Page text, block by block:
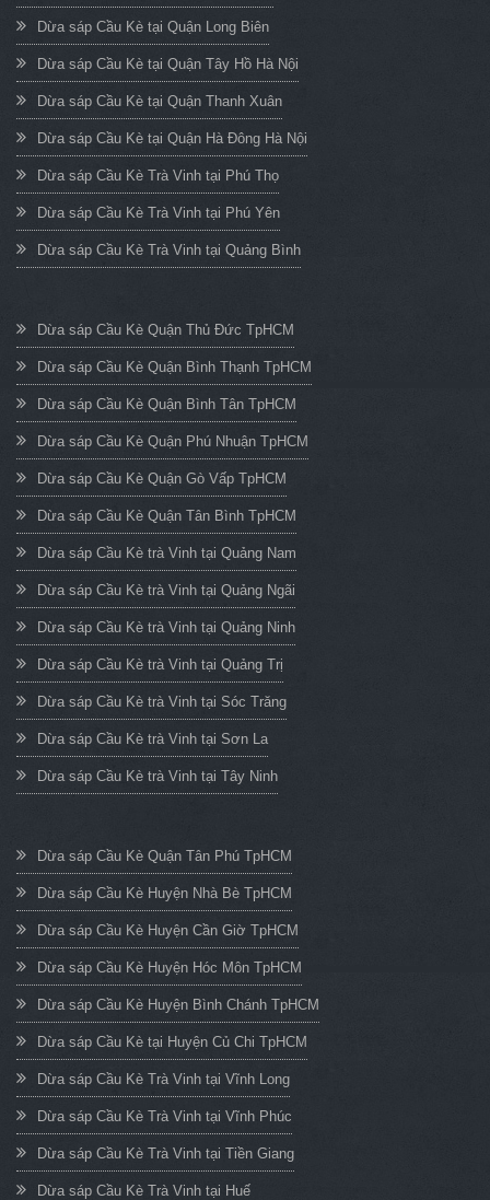
Dừa sáp Cầu Kè tại Quận Long Biên
Dừa sáp Cầu Kè tại Quận Tây Hồ Hà Nội
Dừa sáp Cầu Kè tại Quận Thanh Xuân
Dừa sáp Cầu Kè tại Quận Hà Đông Hà Nội
Dừa sáp Cầu Kè Trà Vinh tại Phú Thọ
Dừa sáp Cầu Kè Trà Vinh tại Phú Yên
Dừa sáp Cầu Kè Trà Vinh tại Quảng Bình
Dừa sáp Cầu Kè Quận Thủ Đức TpHCM
Dừa sáp Cầu Kè Quận Bình Thạnh TpHCM
Dừa sáp Cầu Kè Quận Bình Tân TpHCM
Dừa sáp Cầu Kè Quận Phú Nhuận TpHCM
Dừa sáp Cầu Kè Quận Gò Vấp TpHCM
Dừa sáp Cầu Kè Quận Tân Bình TpHCM
Dừa sáp Cầu Kè trà Vinh tại Quảng Nam
Dừa sáp Cầu Kè trà Vinh tại Quảng Ngãi
Dừa sáp Cầu Kè trà Vinh tại Quảng Ninh
Dừa sáp Cầu Kè trà Vinh tại Quảng Trị
Dừa sáp Cầu Kè trà Vinh tại Sóc Trăng
Dừa sáp Cầu Kè trà Vinh tại Sơn La
Dừa sáp Cầu Kè trà Vinh tại Tây Ninh
Dừa sáp Cầu Kè Quận Tân Phú TpHCM
Dừa sáp Cầu Kè Huyện Nhà Bè TpHCM
Dừa sáp Cầu Kè Huyện Cần Giờ TpHCM
Dừa sáp Cầu Kè Huyện Hóc Môn TpHCM
Dừa sáp Cầu Kè Huyện Bình Chánh TpHCM
Dừa sáp Cầu Kè tại Huyện Củ Chi TpHCM
Dừa sáp Cầu Kè Trà Vinh tại Vĩnh Long
Dừa sáp Cầu Kè Trà Vinh tại Vĩnh Phúc
Dừa sáp Cầu Kè Trà Vinh tại Tiền Giang
Dừa sáp Cầu Kè Trà Vinh tại Huế